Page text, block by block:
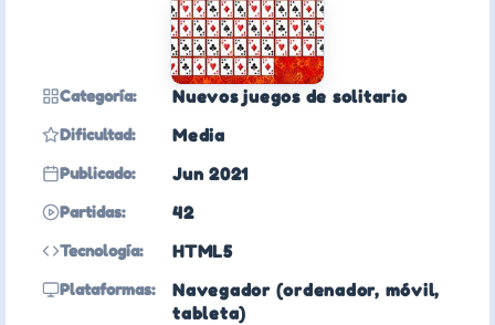
Categoría: Nuevos juegos de solitario
Dificultad: Media
Publicado: Jun 2021
Partidas: 42
Tecnología: HTML5
Plataformas:
Navegador (ordenador, móvil,
tableta)